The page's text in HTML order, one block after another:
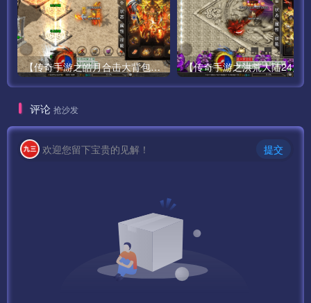
【传奇手游之皓月合击大背包-[白猪3.0]-免授权版】经典三职业复古特色战神引擎传奇手游-最新打包Win服务端源码视频架设教程-新版GM多功能网页授权物品后台-GM直冲网页后台-苹果IOS安卓双端版本！
评论 抢沙发
欢迎您留下宝贵的见解！ 提交